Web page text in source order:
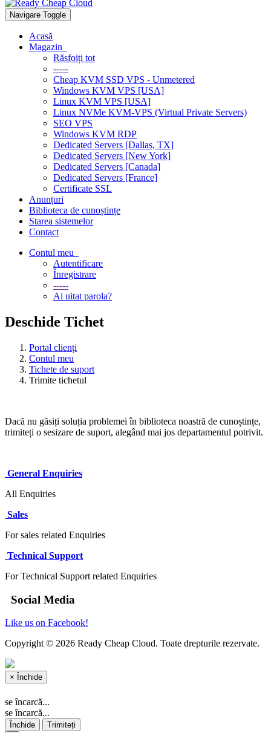
Navigare Toggle
Acasă
Magazin
Răsfoiți tot
-----
Cheap KVM SSD VPS - Unmetered
Windows KVM VPS [USA]
Linux KVM VPS [USA]
Linux NVMe KVM-VPS (Virtual Private Servers)
SEO VPS
Windows KVM RDP
Dedicated Servers [Dallas, TX]
Dedicated Servers [New York]
Dedicated Servers [Canada]
Dedicated Servers [France]
Certificate SSL
Anunțuri
Biblioteca de cunoștințe
Starea sistemelor
Contact
Contul meu
Autentificare
Înregistrare
-----
Ai uitat parola?
Deschide Tichet
Portal clienți
Contul meu
Tichete de suport
Trimite tichetul
Dacă nu găsiți soluția problemei în biblioteca noastră de cunoștințe,
trimiteți o sesizare de suport, alegând mai jos departamentul potrivit.
General Enquiries
All Enquiries
Sales
For sales related Enquiries
Technical Support
For Technical Support related Enquiries
Social Media
Like us on Facebook!
Copyright © 2026 Ready Cheap Cloud. Toate drepturile rezervate.
× Închide
se încarcă...
se încarcă...
Închide
Trimiteți